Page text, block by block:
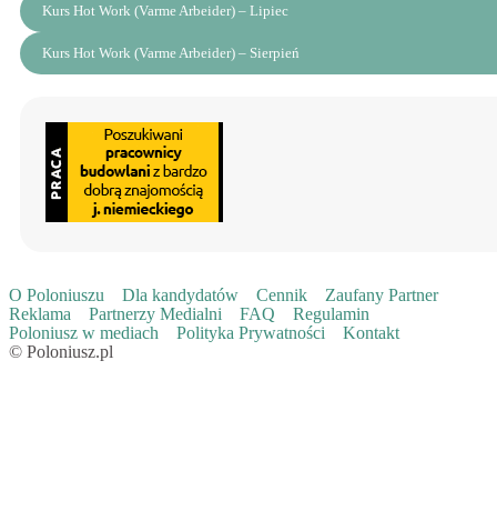
Kurs Hot Work (Varme Arbeider) – Lipiec
Kurs Hot Work (Varme Arbeider) – Sierpień
O Poloniuszu Dla kandydatów Cennik
Zaufany Partner
Reklama
Partnerzy Medialni FAQ
Regulamin
Poloniusz w mediach
Polityka Prywatności
Kontakt
© Poloniusz.pl